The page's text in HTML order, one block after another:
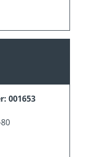
001653